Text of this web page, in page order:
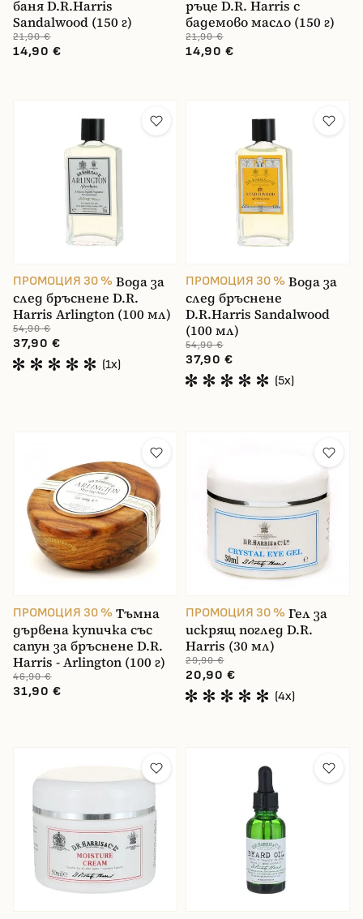
баня D.R.Harris
Sandalwood (150 г)
21,90 €
14,90 €
ръце D.R. Harris с
бадемово масло (150 г)
21,90 €
14,90 €
ПРОМОЦИЯ 30 % Вода за
след бръснене D.R.
Harris Arlington (100 мл)
54,90 €
37,90 €
(1x)
ПРОМОЦИЯ 30 % Вода за
след бръснене
D.R.Harris Sandalwood
(100 мл)
54,90 €
37,90 €
(5x)
ПРОМОЦИЯ 30 % Тъмна
дървена купичка със
сапун за бръснене D.R.
Harris - Arlington (100 г)
46,90 €
31,90 €
ПРОМОЦИЯ 30 % Гел за
искрящ поглед D.R.
Harris (30 мл)
29,90 €
20,90 €
(4x)